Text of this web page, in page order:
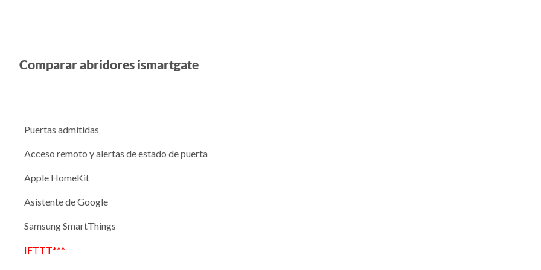
Comparar abridores ismartgate
Puertas admitidas
Acceso remoto y alertas de estado de puerta
Apple HomeKit
Asistente de Google
Samsung SmartThings
IFTTT***